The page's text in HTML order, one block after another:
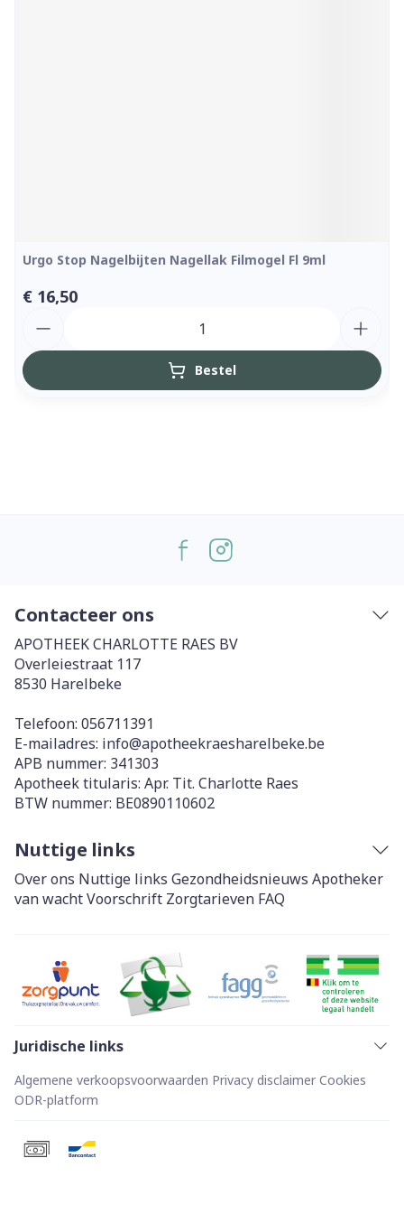
Urgo Stop Nagelbijten Nagellak Filmogel Fl 9ml
€ 16,50
Bestel
Contacteer ons
APOTHEEK CHARLOTTE RAES BV
Overleiestraat 117
8530 Harelbeke
Telefoon: 056711391
E-mailadres: info@apotheekraesharelbeke.be
APB nummer: 341303
Apotheek titularis: Apr. Tit. Charlotte Raes
BTW nummer: BE0890110602
Nuttige links
Over ons Nuttige links Gezondheidsnieuws Apotheker
van wachtVoorschrift Zorgtarieven FAQ
Juridische links
Algemene verkoopsvoorwaarden Privacy disclaimer Cookies
ODR-platform